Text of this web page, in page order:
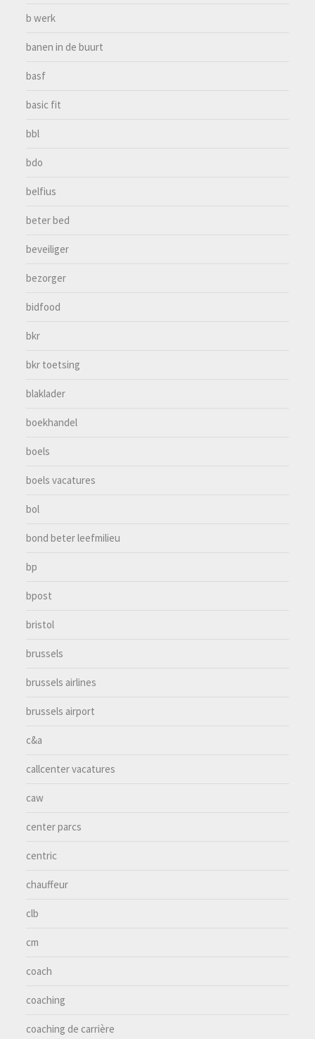
b werk
banen in de buurt
basf
basic fit
bbl
bdo
belfius
beter bed
beveiliger
bezorger
bidfood
bkr
bkr toetsing
blaklader
boekhandel
boels
boels vacatures
bol
bond beter leefmilieu
bp
bpost
bristol
brussels
brussels airlines
brussels airport
c&a
callcenter vacatures
caw
center parcs
centric
chauffeur
clb
cm
coach
coaching
coaching de carrière